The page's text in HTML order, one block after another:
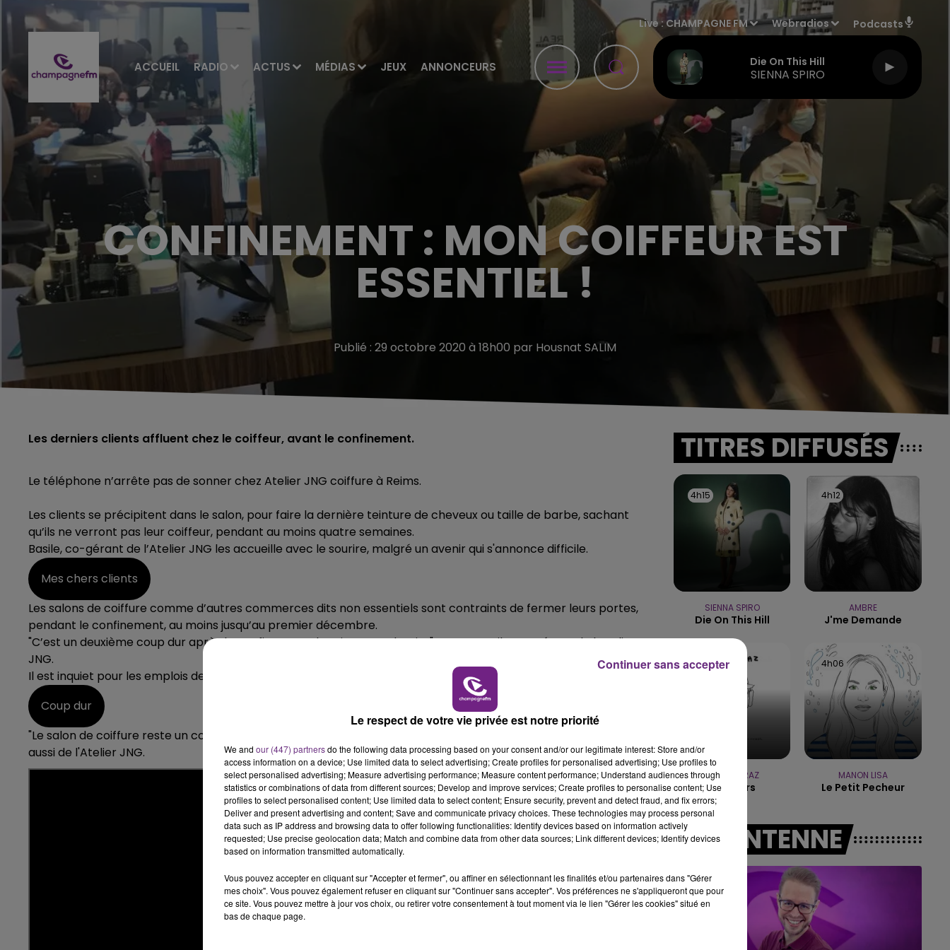
ACCUEIL RADIO ACTUS MÉDIAS JEUX ANNONCEURS
Live : CHAMPAGNE FM Webradios Podcasts
Die On This Hill
SIENNA SPIRO
11h00 - 16h00
LE WEEK-END CHAMPAGNE FM
7h00 - 11h00
BEST OF
CONFINEMENT : MON COIFFEUR EST
ESSENTIEL !
Publié : 29 octobre 2020 à 18h00 par Housnat SALIM
Les derniers clients affluent chez le coiffeur, avant le confinement.
Le téléphone n’arrête pas de sonner chez Atelier JNG coiffure à Reims.
Les clients se précipitent dans le salon, pour faire la dernière teinture de cheveux ou taille de barbe, sachant
qu’ils ne verront pas leur coiffeur, pendant au moins quatre semaines.
Basile, co-gérant de l’Atelier JNG les accueille avec le sourire, malgré un avenir qui s'annonce difficile.
Mes chers clients
Les salons de coiffure comme d’autres commerces dits non essentiels sont contraints de fermer leurs portes,
pendant le confinement, au moins jusqu’au premier décembre.
"C’est un deuxième coup dur après le confinement du printemps dernier", assure Basile, co-gérant de l’Atelier
JNG.
Il est inquiet pour les emplois de ses quatorze salariés et deux apprentis.
Coup dur
"Le salon de coiffure reste un commerce essentiel pour nos clients", raconte en images, Jean-Noël, gérant
aussi de l'Atelier JNG.
TITRES DIFFUSÉS
4h15
4h15
SIENNA SPIRO
Die On This Hill
4h12
4h12
AMBRE
J'me Demande
4h08
4h08
JASON MRAZ
I'm Yours
4h06
4h06
MANON LISA
Le Petit Pecheur
A L'ANTENNE
Le respect de votre vie privée est notre priorité
We and our (447) partnersdo the following data processing based on your consent and/or our legitimate interest: Store and/or
access information on a device; Use limited data to select advertising; Create profiles for personalised advertising; Use profiles to
select personalised advertising; Measure advertising performance; Measure content performance; Understand audiences through
statistics or combinations of data from different sources; Develop and improve services; Create profiles to personalise content; Use
profiles to select personalised content; Use limited data to select content; Ensure security, prevent and detect fraud, and fix errors;
Deliver and present advertising and content; Save and communicate privacy choices. These technologies may process personal
data such as IP address and browsing data to offer following functionalities: Identify devices based on information actively
requested; Use precise geolocation data; Match and combine data from other data sources; Link different devices; Identify devices
based on information transmitted automatically.
Vous pouvez accepter en cliquant sur "Accepter et fermer", ou affiner en sélectionnant les finalités et/ou partenaires dans "Gérer
mes choix". Vous pouvez également refuser en cliquant sur "Continuer sans accepter". Vos préférences ne s'appliqueront que pour
ce site. Vous pouvez mettre à jour vos choix, ou retirer votre consentement à tout moment via le lien "Gérer les cookies" situé en
bas de chaque page.
Continuer sans accepter